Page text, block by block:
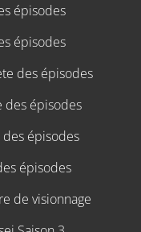
épisodes
épisodes
des épisodes
des épisodes
épisodes
épisodes
de visionnage